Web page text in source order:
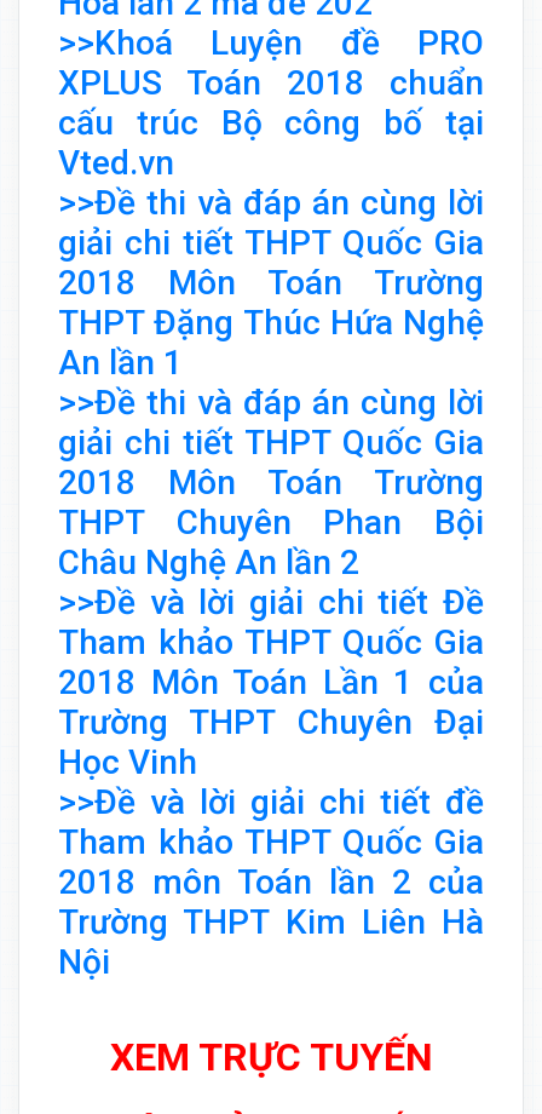
>>Khoá Luyện đề PRO
XPLUS Toán 2018 chuẩn
cấu trúc Bộ công bố tại
Vted.vn
>>Đề thi và đáp án cùng lời
giải chi tiết THPT Quốc Gia
2018 Môn Toán Trường
THPT Đặng Thúc Hứa Nghệ
An lần 1
>>Đề thi và đáp án cùng lời
giải chi tiết THPT Quốc Gia
2018 Môn Toán Trường
THPT Chuyên Phan Bội
Châu Nghệ An lần 2
>>Đề và lời giải chi tiết Đề
Tham khảo THPT Quốc Gia
2018 Môn Toán Lần 1 của
Trường THPT Chuyên Đại
Học Vinh
>>Đề và lời giải chi tiết đề
Tham khảo THPT Quốc Gia
2018 môn Toán lần 2 của
Trường THPT Kim Liên Hà
Nội
XEM TRỰC TUYẾN